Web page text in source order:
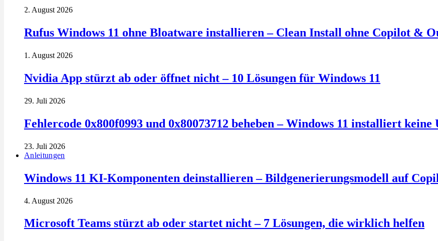
2. August 2026
Rufus Windows 11 ohne Bloatware installieren – Clean Install ohne Copilot &
1. August 2026
Nvidia App stürzt ab oder öffnet nicht – 10 Lösungen für Windows 11
29. Juli 2026
Fehlercode 0x800f0993 und 0x80073712 beheben – Windows 11 installiert keine
23. Juli 2026
Anleitungen
Windows 11 KI-Komponenten deinstallieren – Bildgenerierungsmodell auf
4. August 2026
Microsoft Teams stürzt ab oder startet nicht – 7 Lösungen, die wirklich helfen